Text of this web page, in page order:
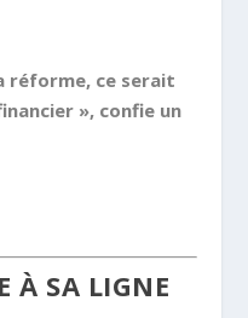
réforme, ce serait
», confie un
À SA LIGNE